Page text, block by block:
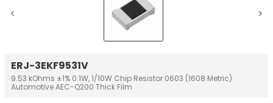
ERJ-3EKF9531V
9.53 kOhms ±1% 0.1W, 1/10W Chip Resistor 0603 (1608 Metric)
Automotive AEC-Q200 Thick Film